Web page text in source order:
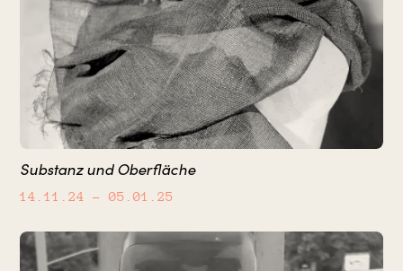
Substanz und Oberfläche
14.11.24 – 05.01.25